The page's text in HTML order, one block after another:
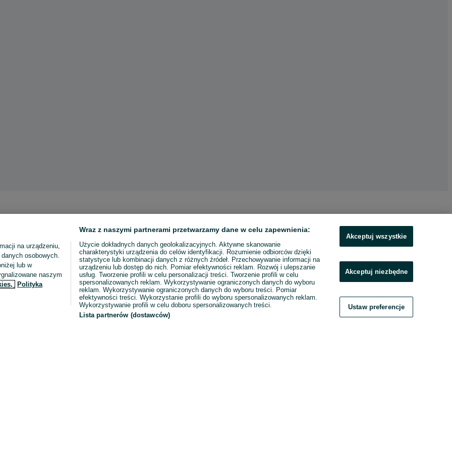
na urządzeniu,
osobowych.
lub w
naszym
Polityka
Wraz z naszymi partnerami przetwarzamy dane w celu zapewnienia:
Użycie dokładnych danych geolokalizacyjnych. Aktywne skanowanie
charakterystyki urządzenia do celów identyfikacji. Rozumienie odbiorców dzięki
statystyce lub kombinacji danych z różnych źródeł. Przechowywanie informacji na
urządzeniu lub dostęp do nich. Pomiar efektywności reklam. Rozwój i ulepszanie
usług. Tworzenie profili w celu personalizacji treści. Tworzenie profili w celu
spersonalizowanych reklam. Wykorzystywanie ograniczonych danych do wyboru
reklam. Wykorzystywanie ograniczonych danych do wyboru treści. Pomiar
efektywności treści. Wykorzystanie profili do wyboru spersonalizowanych reklam.
Wykorzystywanie profili w celu doboru spersonalizowanych treści.
Lista partnerów (dostawców)
Akceptuj wszystkie
Akceptuj niezbędne
Ustaw preferencje